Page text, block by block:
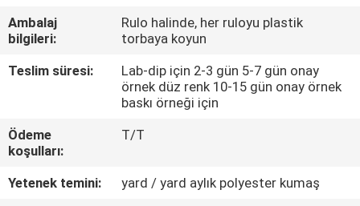
BIZIMLE
ILETIŞIME
HABERLER
VAKALAR
Ambalaj
bilgileri:
Rulo halinde, her ruloyu plastik
torbaya koyun
Teslim süresi:
Lab-dip için 2-3 gün 5-7 gün onay
örnek düz renk 10-15 gün onay örnek
baskı örneği için
Ödeme
koşulları:
T/T
Yetenek temini:
yard / yard aylık polyester kumaş